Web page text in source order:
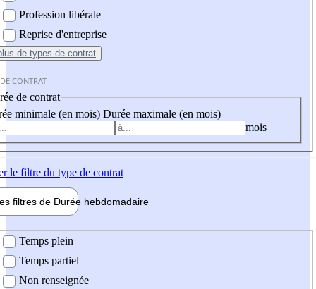
Profession libérale
Reprise d'entreprise
de types de contrat
CONTRAT
de contrat
minimale (en mois) Durée maximale (en mois)
mois
le filtre du type de contrat
filtres de Durée hebdomadaire
Temps plein
Temps partiel
Non renseignée